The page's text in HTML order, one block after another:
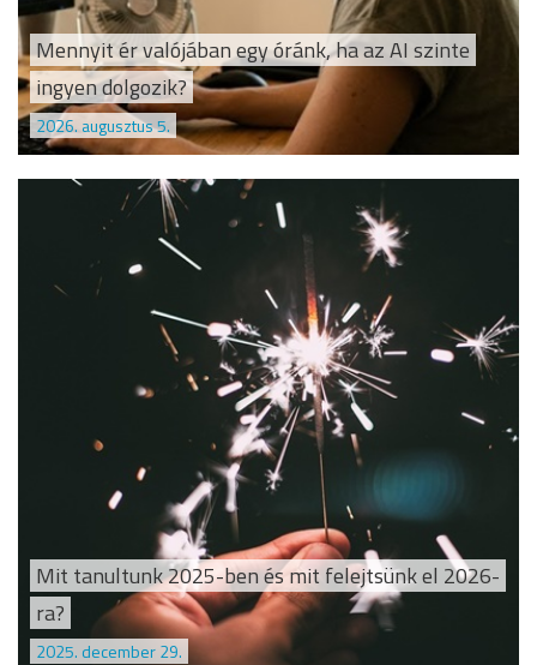
Mennyit ér valójában egy óránk, ha az AI szinte
ingyen dolgozik?
2026. augusztus 5.
Mit tanultunk 2025-ben és mit felejtsünk el 2026-
ra?
2025. december 29.